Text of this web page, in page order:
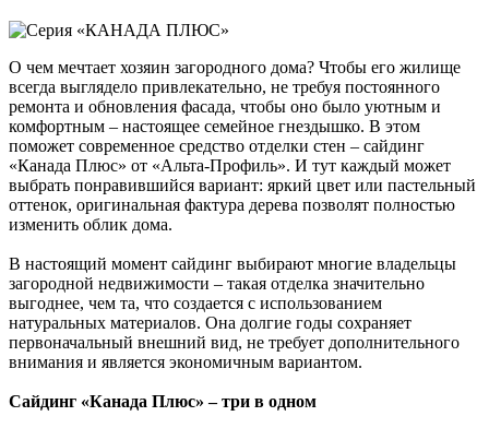
О чем мечтает хозяин загородного дома? Чтобы его жилище
всегда выглядело привлекательно, не требуя постоянного
ремонта и обновления фасада, чтобы оно было уютным и
комфортным – настоящее семейное гнездышко. В этом
поможет современное средство отделки стен – сайдинг
«Канада Плюс» от «Альта-Профиль». И тут каждый может
выбрать понравившийся вариант: яркий цвет или пастельный
оттенок, оригинальная фактура дерева позволят полностью
изменить облик дома.
В настоящий момент сайдинг выбирают многие владельцы
загородной недвижимости – такая отделка значительно
выгоднее, чем та, что создается с использованием
натуральных материалов. Она долгие годы сохраняет
первоначальный внешний вид, не требует дополнительного
внимания и является экономичным вариантом.
Сайдинг «Канада Плюс» – три в одном